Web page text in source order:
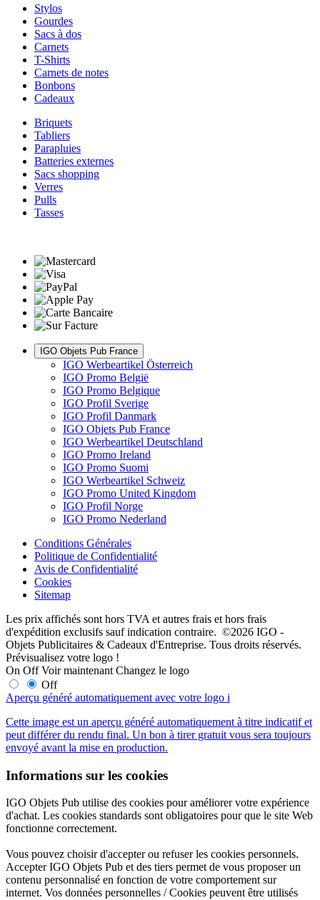
Stylos
Gourdes
Sacs à dos
Carnets
T-Shirts
Carnets de notes
Bonbons
Cadeaux
Briquets
Tabliers
Parapluies
Batteries externes
Sacs shopping
Verres
Pulls
Tasses
IGO Objets Pub France
IGO Werbeartikel Österreich
IGO Promo België
IGO Promo Belgique
IGO Profil Sverige
IGO Profil Danmark
IGO Objets Pub France
IGO Werbeartikel Deutschland
IGO Promo Ireland
IGO Promo Suomi
IGO Werbeartikel Schweiz
IGO Promo United Kingdom
IGO Profil Norge
IGO Promo Nederland
Conditions Générales
Politique de Confidentialité
Avis de Confidentialité
Cookies
Sitemap
Les prix affichés sont hors TVA et autres frais et hors frais
d'expédition exclusifs sauf indication contraire. ©2026 IGO -
Objets Publicitaires & Cadeaux d'Entreprise. Tous droits réservés.
Prévisualisez votre logo !
On Off Voir maintenant Changez le logo
Off
Aperçu généré automatiquement avec votre logo i
Cette image est un aperçu généré automatiquement à titre indicatif et
peut différer du rendu final. Un bon à tirer gratuit vous sera toujours
envoyé avant la mise en production.
Informations sur les cookies
IGO Objets Pub utilise des cookies pour améliorer votre expérience
d'achat. Les cookies standards sont obligatoires pour que le site Web
fonctionne correctement.
Vous pouvez choisir d'accepter ou refuser les cookies personnels.
Accepter IGO Objets Pub et des tiers permet de vous proposer un
contenu personnalisé en fonction de votre comportement sur
internet. Vos données personnelles / Cookies peuvent être utilisés